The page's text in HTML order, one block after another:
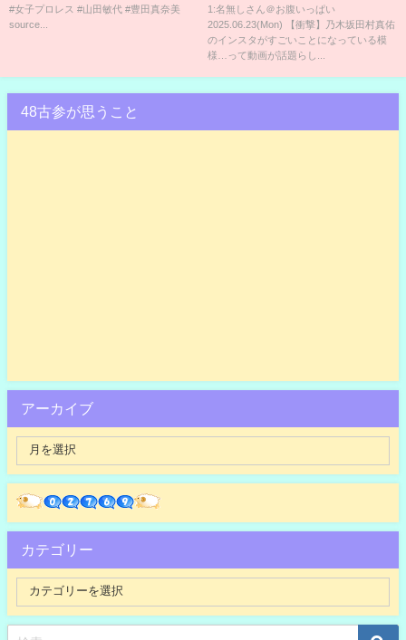
#女子プロレス #山田敏代 #豊田真奈美
source...
模様…
1:名無しさん＠お腹いっぱい
2025.06.23(Mon) 【衝撃】乃木坂田村真佑
のインスタがすごいことになっている模
様…って動画が話題らし...
48古参が思うこと
アーカイブ
カテゴリー